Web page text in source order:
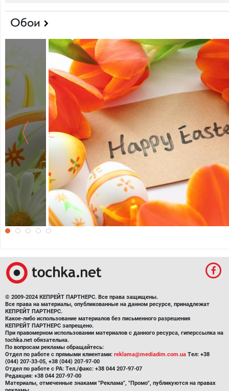
Обои
Яркие обои на Пасху 2017
© 2009-2024 КЕПРЕЙТ ПАРТНЕРС. Все права защищены.
Все права на материалы, опубликованные на данном ресурсе, принадлежат
КЕПРЕЙТ ПАРТНЕРС.
Какое-либо использование материалов без письменного разрешения
КЕПРЕЙТ ПАРТНЕРС запрещено.
При правомерном использовании материалов с данного ресурса, гиперссылка на
tochka.net обязательна.
По вопросам рекламы обращайтесь:
Отдел по работе с прямыми клиентами: reklama@mediadim.com.ua Тел: +38
(044) 207-33-05, +38 (044) 207-97-00
Отдел по работе с РА: Тел./факс: +38 044 207-97-07
Редакция: +38 044 207-97-00
Материалы, отмеченные знаками "Реклама", "Промо", публикуются на правах